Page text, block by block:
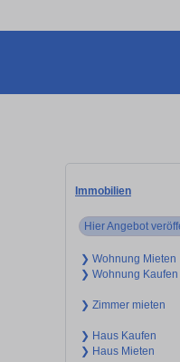
Immobilien
Hier Angebot
❯ Wohnung Mieten
❯ Wohnung Kaufen
❯ Zimmer mieten
❯ Haus Kaufen
❯ Haus Mieten